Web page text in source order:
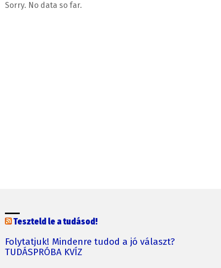
Sorry. No data so far.
Teszteld le a tudásod!
Folytatjuk! Mindenre tudod a jó választ?
TUDÁSPRÓBA KVÍZ